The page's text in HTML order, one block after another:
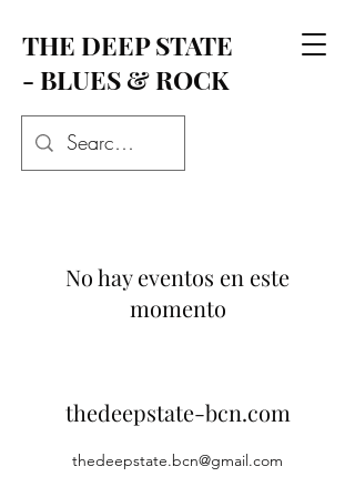
THE DEEP STATE
- BLUES & ROCK
No hay eventos en este
momento
thedeepstate-bcn.com
thedeepstate.bcn@gmail.com